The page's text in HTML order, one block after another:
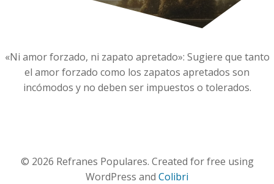
«Ni amor forzado, ni zapato apretado»: Sugiere que tanto
el amor forzado como los zapatos apretados son
incómodos y no deben ser impuestos o tolerados.
© 2026 Refranes Populares. Created for free using
WordPress and Colibri